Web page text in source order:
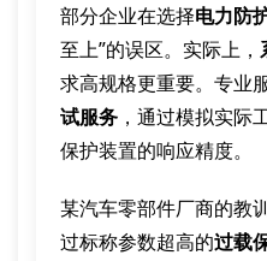
部分企业在选择电力防
至上”的误区。实际上，
求高规格更重要。专业
试服务 ，通过模拟实际
保护装置的响应精度。
某汽车零部件厂商的教
过标称参数超高的过载